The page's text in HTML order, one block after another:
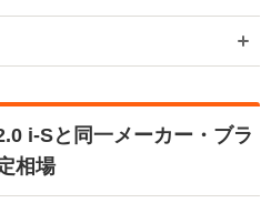
i-Sと同一メーカー・ブラ
相場